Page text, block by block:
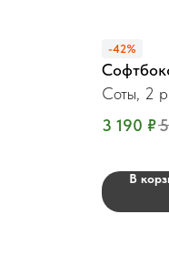
-42%
Соты, 2
3 190 ₽
В